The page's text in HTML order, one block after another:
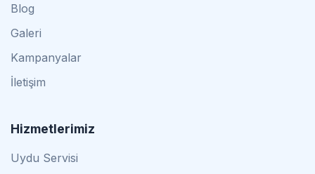
Blog
Galeri
Kampanyalar
İletişim
Hizmetlerimiz
Uydu Servisi